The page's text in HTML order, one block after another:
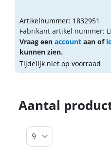
Artikelnummer: 1832951
Fabrikant artikel nummer:
Vraag een account aan of
kunnen zien.
Tijdelijk niet op voorraad
Aantal